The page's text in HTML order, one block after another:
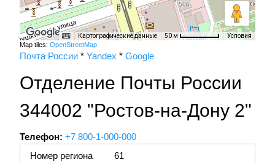
Картографические данные 50 м Условия
Map tiles: OpenStreetMap
Почта России * Yandex * Google
Отделение Почты России
344002 "Ростов-на-Дону 2"
Телефон: +7 800-1-000-000
Номер региона
61